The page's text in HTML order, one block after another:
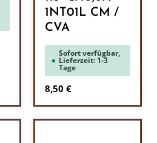
1NT01L CM /
CVA
Sofort verfügbar,
Lieferzeit: 1-3
Tage
Regulärer Preis:
8,50 €